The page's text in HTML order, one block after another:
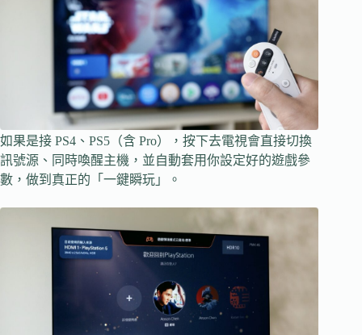
如果是接 PS4、PS5（含 Pro），按下去電視會直接切換
訊號源、同時喚醒主機，並自動套用你設定好的遊戲參
數，做到真正的「一鍵瞬玩」。